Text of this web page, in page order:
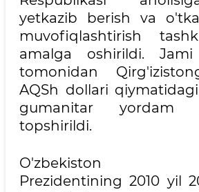
yetkazib berish va
muvofiqlashtirish
amalga oshirildi. Jami
tomonidan
AQSh dollari
gumanitar yordam
topshirildi.
O'zbekiston
Prezidentining 2010 yil